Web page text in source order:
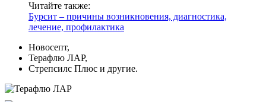
Читайте также:
Бурсит – причины возникновения, диагностика,
лечение, профилактика
Новосепт,
Терафлю ЛАР,
Стрепсилс Плюс и другие.